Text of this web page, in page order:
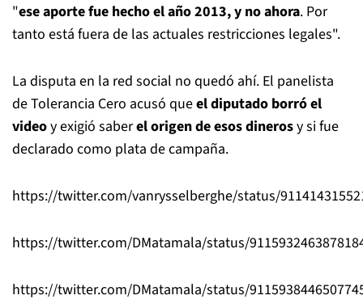
"ese aporte fue hecho el año 2013, y no ahora. Por
tanto está fuera de las actuales restricciones legales".
La disputa en la red social no quedó ahí. El panelista
de Tolerancia Cero acusó queel diputado borró el
videoy exigió saberel origen de esos dinerosy si fue
declarado como plata de campaña.
https://twitter.com/vanrysselberghe/status/
https://twitter.com/DMatamala/status/
https://twitter.com/DMatamala/status/